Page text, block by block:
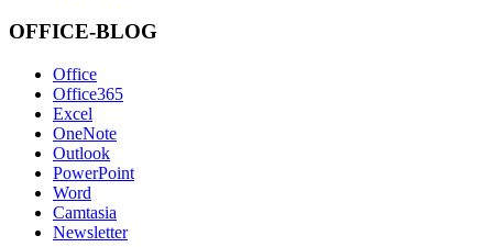
OFFICE-BLOG
Office
Office365
Excel
OneNote
Outlook
PowerPoint
Word
Camtasia
Newsletter